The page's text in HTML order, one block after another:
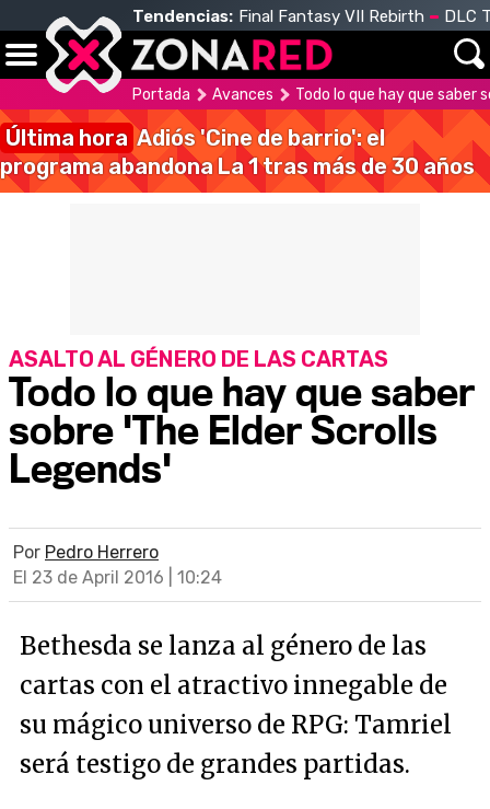
Tendencias: Final Fantasy VII Rebirth DLC
Portada Avances Todo lo que hay que saber
Última hora Adiós 'Cine de barrio': el
programa abandona La 1 tras más de 30 años
Todo lo que hay que saber
sobre 'The Elder Scrolls
Legends'
ASALTO AL GÉNERO DE LAS CARTAS
Por Pedro Herrero
El 23 de April 2016 | 10:24
Bethesda se lanza al género de las
cartas con el atractivo innegable de
su mágico universo de RPG: Tamriel
será testigo de grandes partidas.